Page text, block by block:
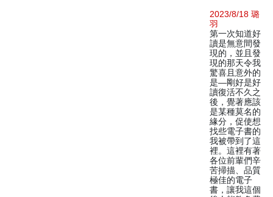
2023/8/18 璐
羽
第一次知道好
讀是無意間發
現的，並且發
現的那天令我
驚喜且意外的
是—剛好是好
讀復活不久之
後，覺著應該
是某種莫名的
緣分，促使想
找些電子書的
我被帶到了這
裡。這裡有著
各位前輩們辛
苦掃描、品質
極佳的電子
書，讓我這個